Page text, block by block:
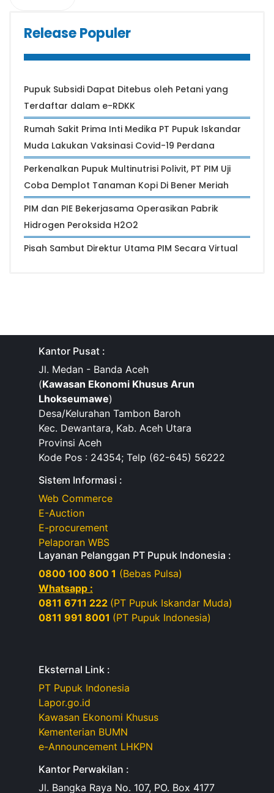
Release Populer
Pupuk Subsidi Dapat Ditebus oleh Petani yang
Terdaftar dalam e-RDKK
Rumah Sakit Prima Inti Medika PT Pupuk Iskandar
Muda Lakukan Vaksinasi Covid-19 Perdana
Perkenalkan Pupuk Multinutrisi Polivit, PT PIM Uji
Coba Demplot Tanaman Kopi Di Bener Meriah
PIM dan PIE Bekerjasama Operasikan Pabrik
Hidrogen Peroksida H2O2
Pisah Sambut Direktur Utama PIM Secara Virtual
Kantor Pusat :
Jl. Medan - Banda Aceh
(Kawasan Ekonomi Khusus Arun
Lhokseumawe)
Desa/Kelurahan Tambon Baroh
Kec. Dewantara, Kab. Aceh Utara
Provinsi Aceh
Kode Pos : 24354; Telp (62-645) 56222
Sistem Informasi :
Web Commerce
E-Auction
E-procurement
Pelaporan WBS
Layanan Pelanggan PT Pupuk Indonesia :
0800 100 800 1 (Bebas Pulsa)
Whatsapp :
0811 6711 222 (PT Pupuk Iskandar Muda)
0811 991 8001 (PT Pupuk Indonesia)
Eksternal Link :
PT Pupuk Indonesia
Lapor.go.id
Kawasan Ekonomi Khusus
Kementerian BUMN
e-Announcement LHKPN
Kantor Perwakilan :
Jl. Bangka Raya No. 107, PO. Box 4177